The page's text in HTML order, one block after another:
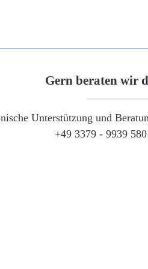
Gern beraten wir
Unterstützung und
+49 3379 - 9939